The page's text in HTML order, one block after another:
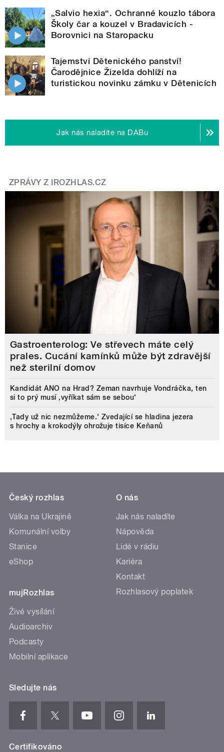
„Salvio hexia“. Ochranné kouzlo tábora
Školy čar a kouzel v Bradavicích -
Borovnici na Staropacku
Tajemství Dětenického panství!
Čarodějnice Žizelda dohlíží na
turistickou novinku zámku v Dětenicích
Jak nás naladíte na DABu
ZPRÁVY Z IROZHLAS.CZ
Gastroenterolog: Ve střevech máte celý
prales. Cucání kamínků může být zdravější
než sterilní domov
Kandidát ANO na Hrad? Zeman navrhuje Vondráčka, ten
si to prý musí ‚vyříkat sám se sebou‘
‚Tady už nic nezmůžeme.‘ Zvedající se hladina jezera
s hrochy a krokodýly ohrožuje tisíce Keňanů
Český rozhlas
Válka na Ukrajině
Komunální volby
Stanice
eShop
mujRozhlas
Živé vysílání
Audioarchiv
Podcasty
Mobilní aplikace
O nás
Jak nás naladíte
Nápověda
Lidé v rádiu
Kariéra
Kontakt
Rozhlasový poplatek
Sledujte nás
Certifikováno